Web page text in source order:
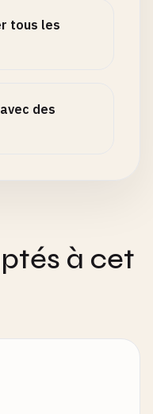
tous les
des
à cet